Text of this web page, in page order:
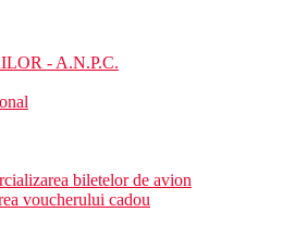
- A.N.P.C.
biletelor de avion
voucherului cadou